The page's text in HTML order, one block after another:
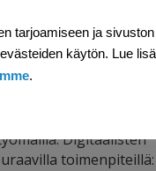
ja
Digitaalisten
toimenpiteillä:
tarjoamiseen ja sivuston
käytön. Lue
.